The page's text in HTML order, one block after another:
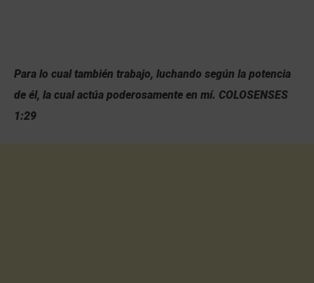
Para lo cual también trabajo, luchando según la potencia
de él, la cual actúa poderosamente en mí. COLOSENSES
1:29